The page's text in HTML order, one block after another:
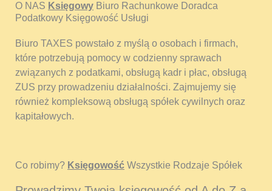
O NAS Księgowy Biuro Rachunkowe Doradca
Podatkowy Księgowość Usługi
Biuro TAXES powstało z myślą o osobach i firmach,
które potrzebują pomocy w codzienny sprawach
związanych z podatkami, obsługą kadr i płac, obsługą
ZUS przy prowadzeniu działalności. Zajmujemy się
również kompleksową obsługą spółek cywilnych oraz
kapitałowych.
Co robimy? Księgowość Wszystkie Rodzaje Spółek